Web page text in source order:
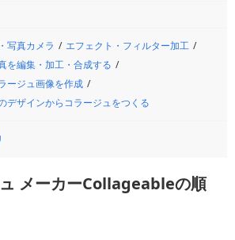
写真カメラ
エフェクト・フィルター加工
を編集・加工・合成する
ージュ画像を作成
デザインからコラージュをつくる
メーカーCollageableの順